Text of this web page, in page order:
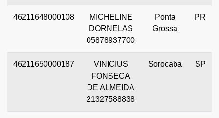
46211648000108
MICHELINE
DORNELAS
05878937700
Ponta
Grossa
PR
46211650000187
VINICIUS
FONSECA
DE ALMEIDA
21327588838
Sorocaba SP